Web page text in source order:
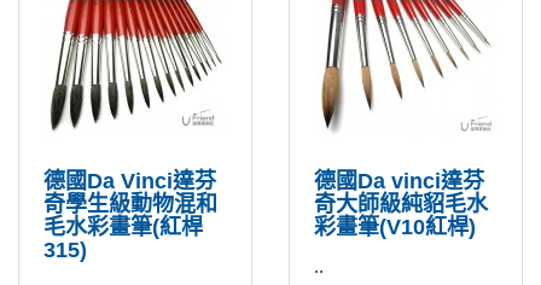
德國Da Vinci達芬
奇學生級動物混和
毛水彩畫筆(紅桿
315)
德國Da vinci達芬
奇大師級純貂毛水
彩畫筆(V10紅桿)
..